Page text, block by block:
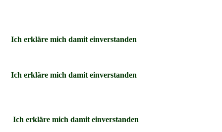
Ich erkläre mich damit einverstanden
Ich erkläre mich damit einverstanden
Ich erkläre mich damit einverstanden